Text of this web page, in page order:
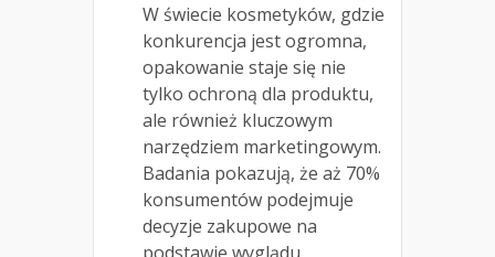
W świecie kosmetyków, gdzie
konkurencja jest ogromna,
opakowanie staje się nie
tylko ochroną dla produktu,
ale również kluczowym
narzędziem marketingowym.
Badania pokazują, że aż 70%
konsumentów podejmuje
decyzje zakupowe na
podstawie wyglądu